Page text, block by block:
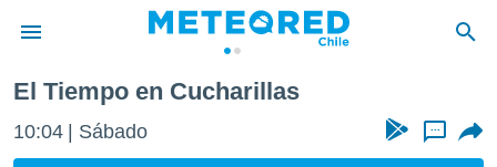
de
El Tiempo en Cucharillas
10:04 Sábado ...